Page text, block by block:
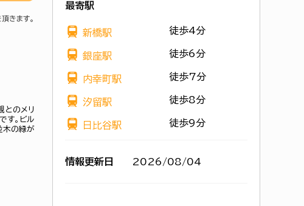
とのメリ
す。ビル
木の緑が
最寄駅
新橋駅 徒歩4分
銀座駅 徒歩6分
内幸町駅 徒歩7分
汐留駅 徒歩8分
日比谷駅 徒歩9分
情報更新日 2026/08/04